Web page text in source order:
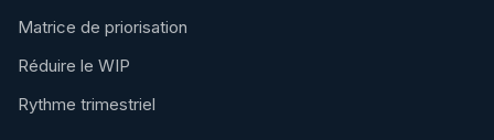
Matrice de priorisation
Réduire le WIP
Rythme trimestriel